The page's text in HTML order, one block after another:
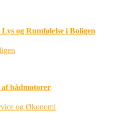
og Rumfølelse i Boligen
af bådmotorer
og Økonomi